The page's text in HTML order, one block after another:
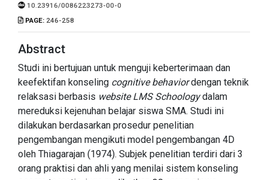
10.23916/0086223273-00-0
PAGE: 246-258
Abstract
Studi ini bertujuan untuk menguji keberterimaan dan
keefektifan konseling cognitive behaviordengan teknik
relaksasi berbasis websiteLMS Schoologydalam
mereduksi kejenuhan belajar siswa SMA. Studi ini
dilakukan berdasarkan prosedur penelitian
pengembangan mengikuti model pengembangan 4D
oleh Thiagarajan (1974). Subjek penelitian terdiri dari 3
orang praktisi dan ahli yang menilai sistem konseling